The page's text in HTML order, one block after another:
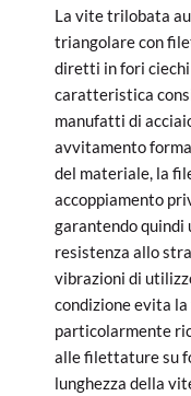
La vite trilobata
triangolare con
diretti in fori ciechi
caratteristica
manufatti di
avvitamento
del materiale, la
accoppiamento
garantendo quindi
resistenza allo
vibrazioni di
condizione evita
particolarmente
alle filettature su
lunghezza della